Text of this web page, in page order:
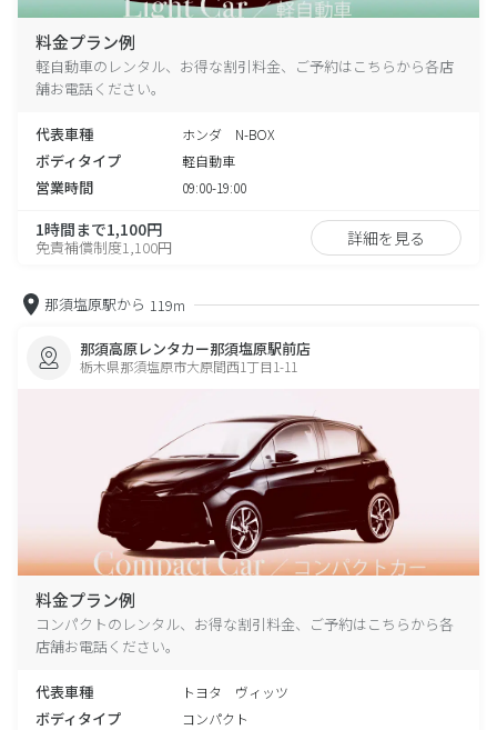
料金プラン例
軽自動車のレンタル、お得な割引料金、ご予約はこちらから各店
舗お電話ください。
代表車種 ホンダ N-BOX
ボディタイプ 軽自動車
営業時間 09:00-19:00
1時間まで1,100円
免責補償制度1,100円 詳細を見る
那須塩原駅から 119m
那須高原レンタカー那須塩原駅前店
栃木県那須塩原市大原間西1丁目1-11
料金プラン例
コンパクトのレンタル、お得な割引料金、ご予約はこちらから各
店舗お電話ください。
代表車種 トヨタ ヴィッツ
ボディタイプ コンパクト